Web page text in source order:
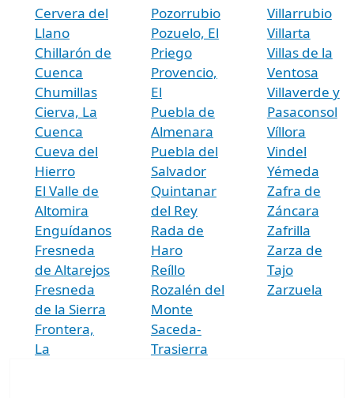
Cervera del
Llano
Chillarón de
Cuenca
Chumillas
Cierva, La
Cuenca
Cueva del
Hierro
El Valle de
Altomira
Enguídanos
Fresneda
de Altarejos
Fresneda
de la Sierra
Frontera,
La
Pozorrubio
Pozuelo, El
Priego
Provencio,
El
Puebla de
Almenara
Puebla del
Salvador
Quintanar
del Rey
Rada de
Haro
Reíllo
Rozalén del
Monte
Saceda-
Trasierra
Villarrubio
Villarta
Villas de la
Ventosa
Villaverde y
Pasaconsol
Víllora
Vindel
Yémeda
Zafra de
Záncara
Zafrilla
Zarza de
Tajo
Zarzuela